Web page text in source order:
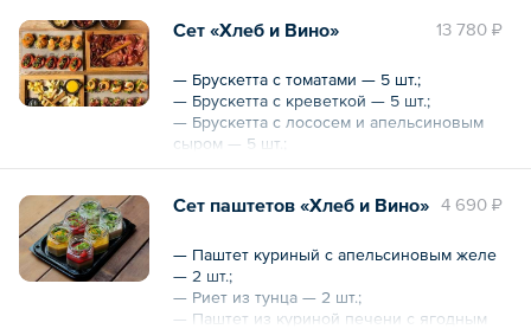
13 780 ₽
Сет «Хлеб и Вино»
— Брускетта с томатами — 5 шт.;
— Брускетта с креветкой — 5 шт.;
— Брускетта с лососем и апельсиновым
сыром — 5 шт.;
— Брускетта с ростбифом — 5 шт.;
— Сырная тарелка — 1 порция;
маслины, артишоки, вяленые томаты – 1
порция.
Общий вес – 2250 г
4 690 ₽
Сет паштетов «Хлеб и Вино»
— Паштет куриный с апельсиновым желе
— 2 шт.;
— Риет из тунца — 2 шт.;
— Паштет из куриной печени с ягодным